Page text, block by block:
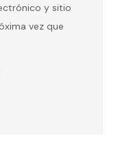
y sitio
vez que